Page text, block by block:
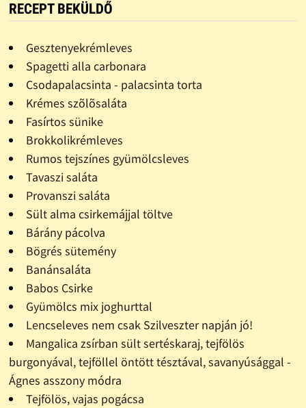
RECEPT BEKÜLDŐ
Gesztenyekrémleves
Spagetti alla carbonara
Csodapalacsinta - palacsinta torta
Krémes szõlõsaláta
Fasírtos sünike
Brokkolikrémleves
Rumos tejszínes gyümölcsleves
Tavaszi saláta
Provanszi saláta
Sült alma csirkemájjal töltve
Bárány pácolva
Bögrés sütemény
Banánsaláta
Babos Csirke
Gyümölcs mix joghurttal
Lencseleves nem csak Szilveszter napján jó!
Mangalica zsírban sült sertéskaraj, tejfölös
burgonyával, tejföllel öntött tésztával, savanyúsággal -
Ágnes asszony módra
Tejfölös, vajas pogácsa